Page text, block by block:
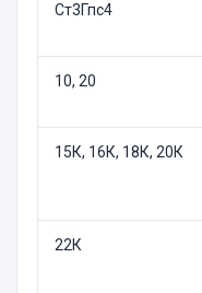
Ст3Гпс4
10, 20
15К, 16К, 18К, 20К
22К